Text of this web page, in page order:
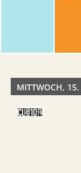
MITTWOCH,